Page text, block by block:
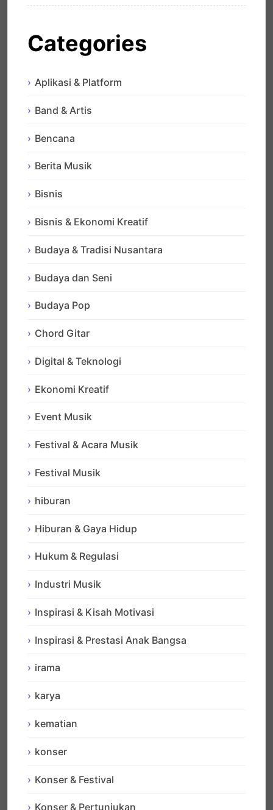
Categories
Aplikasi & Platform
Band & Artis
Bencana
Berita Musik
Bisnis
Bisnis & Ekonomi Kreatif
Budaya & Tradisi Nusantara
Budaya dan Seni
Budaya Pop
Chord Gitar
Digital & Teknologi
Ekonomi Kreatif
Event Musik
Festival & Acara Musik
Festival Musik
hiburan
Hiburan & Gaya Hidup
Hukum & Regulasi
Industri Musik
Inspirasi & Kisah Motivasi
Inspirasi & Prestasi Anak Bangsa
irama
karya
kematian
konser
Konser & Festival
Konser & Pertunjukan